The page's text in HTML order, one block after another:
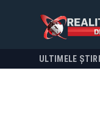
ULTIMELE ȘTIRI